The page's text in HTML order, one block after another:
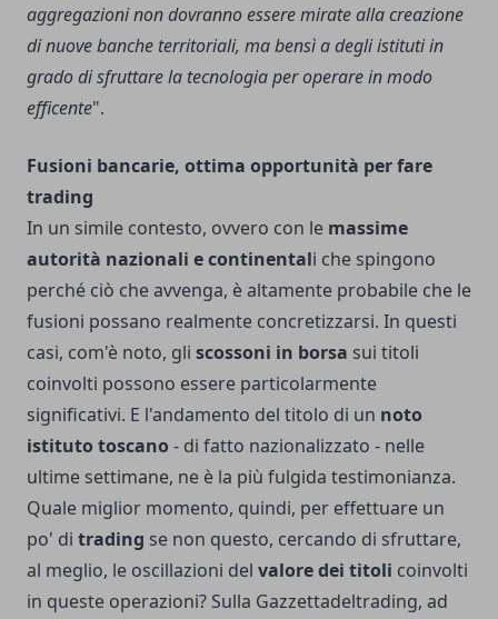
aggregazioni non dovranno essere mirate alla creazione
di nuove banche territoriali, ma bensì a degli istituti in
grado di sfruttare la tecnologia per operare in modo
efficente".
Fusioni bancarie, ottima opportunità per fare
trading
In un simile contesto, ovvero con le massime
autorità nazionali e continentali che spingono
perché ciò che avvenga, è altamente probabile che le
fusioni possano realmente concretizzarsi. In questi
casi, com'è noto, gli scossoni in borsa sui titoli
coinvolti possono essere particolarmente
significativi. E l'andamento del titolo di un noto
istituto toscano - di fatto nazionalizzato - nelle
ultime settimane, ne è la più fulgida testimonianza.
Quale miglior momento, quindi, per effettuare un
po' di trading se non questo, cercando di sfruttare,
al meglio, le oscillazioni del valore dei titoli coinvolti
in queste operazioni? Sulla Gazzettadeltrading, ad